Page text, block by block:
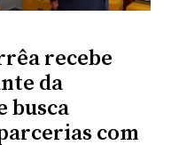
recebe
da
busca
com